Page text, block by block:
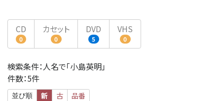
CD
0
カセット
0
DVD
5
VHS
0
検索条件：人名で「小島英明」
件数：5件
並び順 新 古 品番